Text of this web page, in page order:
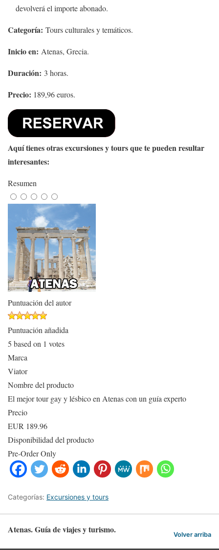
devolverá el importe abonado.
Categoría: Tours culturales y temáticos.
Inicio en: Atenas, Grecia.
Duración: 3 horas.
Precio: 189,96 euros.
Aquí tienes otras excursiones y tours que te pueden resultar
interesantes:
Resumen
Puntuación del autor
Puntuación añadida
5 based on 1 votes
Marca
Viator
Nombre del producto
El mejor tour gay y lésbico en Atenas con un guía experto
Precio
EUR 189.96
Disponibilidad del producto
Pre-Order Only
Categorías: Excursiones y tours
Atenas. Guía de viajes y turismo. Volver arriba